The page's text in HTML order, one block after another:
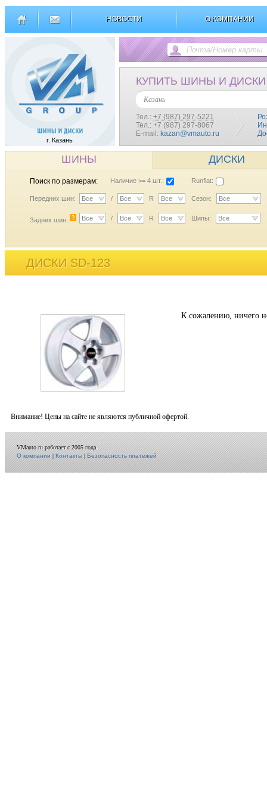
НОВОСТИ О КОМПАНИИ
г. Казань
КУПИТЬ ШИНЫ И ДИСКИ
Казань
Тел.: +7 (987) 297-5221
Тел.: +7 (987) 297-8067
E-mail: kazan@vmauto.ru
ШИНЫ ДИСКИ
Поиск по размерам: Наличие >= 4 шт.: Runflat:
Передних шин: Все / Все R Все Сезон: Все
Задних шин: ? Все / Все R Все Шипы: Все
ДИСКИ SD-123
К сожалению, ничего
Внимание! Цены на сайте не являются публичной офертой.
VMauto.ru работает с 2005 года.
О компании|Контакты|Безопасность платежей